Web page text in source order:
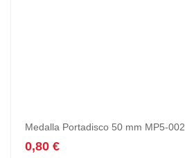
Medalla Portadisco 50 mm MP5-002
0,80 €